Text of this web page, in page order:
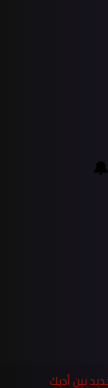
بين أديك